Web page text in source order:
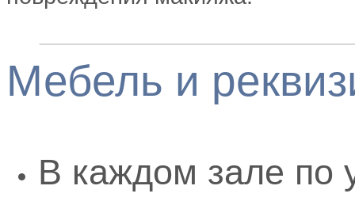
Мебель и
В каждом зале по